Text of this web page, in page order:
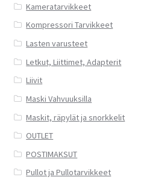
Kameratarvikkeet
Kompressori Tarvikkeet
Lasten varusteet
Letkut, Liittimet, Adapterit
Liivit
Maski Vahvuuksilla
Maskit, räpylät ja snorkkelit
OUTLET
POSTIMAKSUT
Pullot ja Pullotarvikkeet